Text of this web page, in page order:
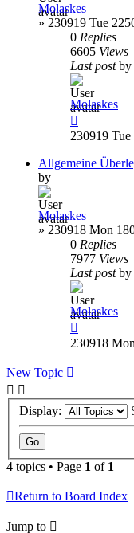
Molaskes
» 230919 Tue
0 Replies
6605 Views
Last postby
Molaskes
230919 Tue
Allgemeine
by
Molaskes
» 230918 Mon
0 Replies
7977 Views
Last postby
Molaskes
230918
New Topic
Display:
4 topics • Page 1 of 1
Return to Board Index
Jump to